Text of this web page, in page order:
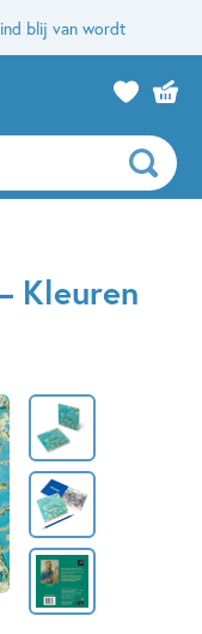
blij van wordt
Kleuren